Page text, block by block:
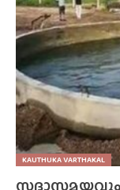
KAUTHUKA VARTHAKAL